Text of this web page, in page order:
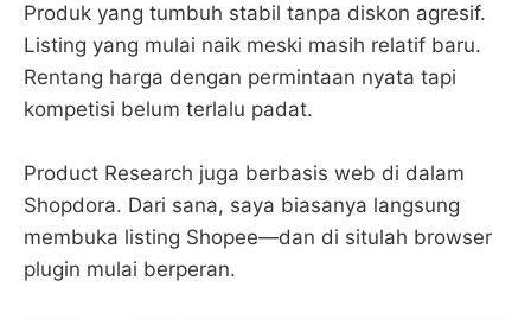
Produk yang tumbuh stabil tanpa diskon agresif.
Listing yang mulai naik meski masih relatif baru.
Rentang harga dengan permintaan nyata tapi
kompetisi belum terlalu padat.
Product Research juga berbasis web di dalam
Shopdora. Dari sana, saya biasanya langsung
membuka listing Shopee—dan di situlah browser
plugin mulai berperan.